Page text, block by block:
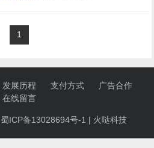
1
发展历程 支付方式
广告合作
在线留言
蜀ICP备13028694号-1 | 火哒科技